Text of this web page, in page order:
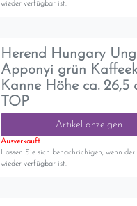
wieder verfügbar ist.
Herend Hungary
Apponyi grün
Kanne Höhe ca. 26,5
TOP
Artikel anzeigen
Ausverkauft
Lassen Sie sich benachrichigen, wenn der
wieder verfügbar ist.